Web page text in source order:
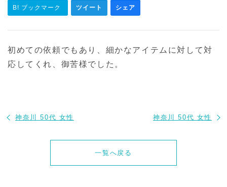
B! ブックマーク ツイート シェア
初めての依頼でもあり、細かなアイテムに対して対
応してくれ、御苦様でした。
神奈川 50代 女性
一覧へ戻る
神奈川 50代 女性